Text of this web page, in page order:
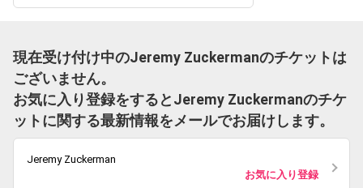
現在受け付け中のJeremy Zuckermanのチケットは
ございません。
お気に入り登録をするとJeremy Zuckermanのチケ
ットに関する最新情報をメールでお届けします。
Jeremy Zuckerman
お気に入り登録